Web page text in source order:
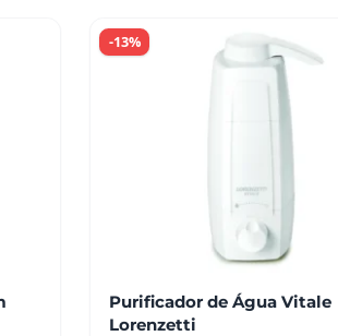
-13%
Purificador de Água Vitale
Lorenzetti